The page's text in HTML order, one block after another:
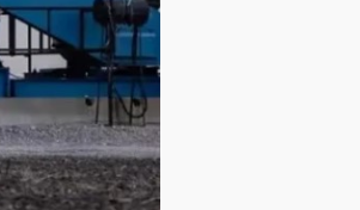
أغ
س
ط
س
6,
202
6